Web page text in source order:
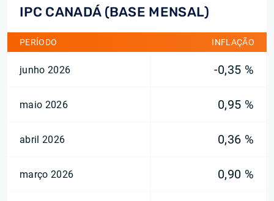
IPC CANADÁ (BASE MENSAL)
PERÍODO INFLAÇÃO
junho 2026 -0,35 %
maio 2026 0,95 %
abril 2026 0,36 %
março 2026 0,90 %